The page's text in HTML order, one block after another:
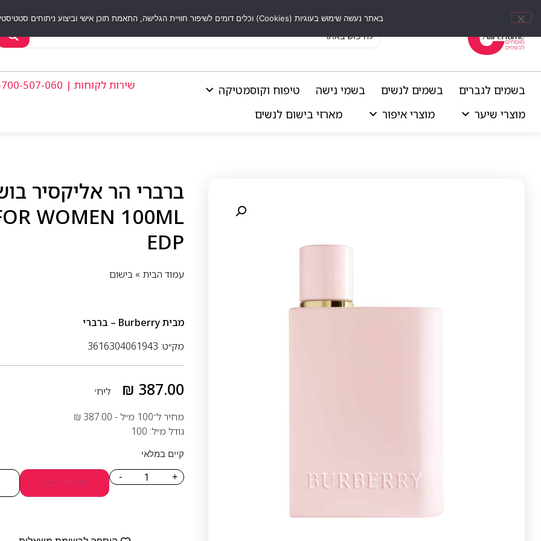
בשמים לגברים בשמים לנשים בשמי נישה
טיפוח וקוסמטיקה
מוצרי שיער
מוצרי איפור מארזי בישום לנשים
שירות לקוחות | 1-700-507-060
WOMEN 100ML
EDP
עמוד הבית » בישום
מביתBurberry – ברברי
מק״ט: 3616304061943
₪ 387.00
ליח׳
מחיר ל־100 מ״ל -
₪ 387.00
גודל מ״ל: 100
קיים במלאי
- +
הוספה לסל
באתר נעשה שימוש בעוגיות (Cookies) וכלים דומים לשיפור חוויית הגלישה, התאמת תוכן אישי וביצוע ניתוחים סטטיסטיים.